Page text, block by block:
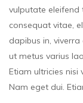
vulputate eleifend
consequat vitae,
dapibus in,
ut metus varius
Etiam ultricies nisi
Nam eget dui.